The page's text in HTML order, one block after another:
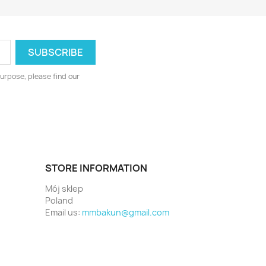
please find our
STORE INFORMATION
Mój sklep
Poland
Email us: mmbakun@gmail.com